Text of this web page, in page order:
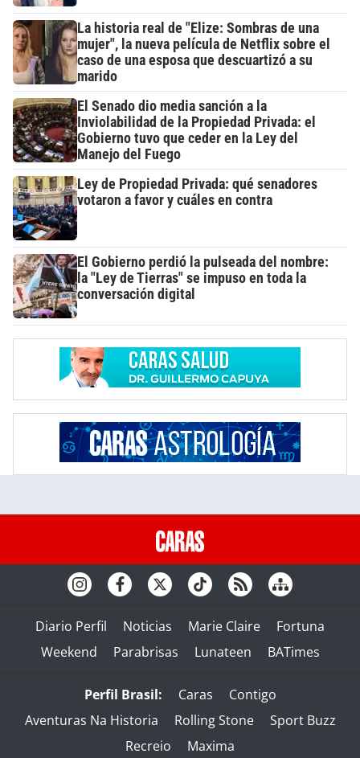
La historia real de "Elize: Sombras de una
mujer", la nueva película de Netflix sobre el
caso de una esposa que descuartizó a su
marido
El Senado dio media sanción a la
Inviolabilidad de la Propiedad Privada: el
Gobierno tuvo que ceder en la Ley del
Manejo del Fuego
Ley de Propiedad Privada: qué senadores
votaron a favor y cuáles en contra
El Gobierno perdió la pulseada del nombre:
la "Ley de Tierras" se impuso en toda la
conversación digital
Diario Perfil Noticias Marie Claire
Fortuna
Weekend
Parabrisas Lunateen BATimes
Perfil Brasil: Caras
Contigo
Aventuras Na Historia
Rolling Stone
Sport Buzz
Recreio
Maxima